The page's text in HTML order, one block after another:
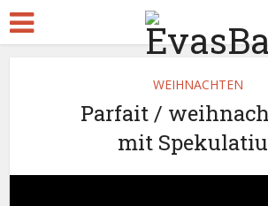
WEIHNACHTEN
Parfait /
mit